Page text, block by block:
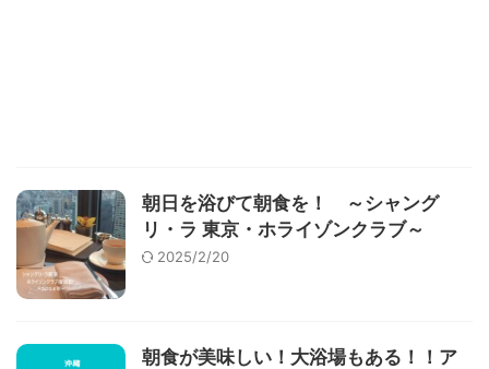
朝日を浴びて朝食を！ ～シャング
リ・ラ 東京・ホライゾンクラブ～
2025/2/20
朝食が美味しい！大浴場もある！！ア